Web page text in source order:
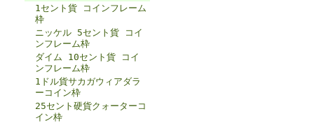
1セント貨 コインフレーム
枠
ニッケル 5セント貨 コイ
ンフレーム枠
ダイム 10セント貨 コイ
ンフレーム枠
1ドル貨サカガウィアダラ
ーコイン枠
25セント硬貨クォーターコ
イン枠